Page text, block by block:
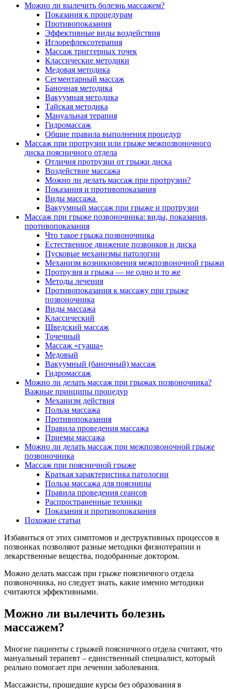
Можно ли вылечить болезнь массажем?
Показания к процедурам
Противопоказания
Эффективные виды воздействия
Иглорефлексотерапия
Массаж триггерных точек
Классические методики
Медовая методика
Сегментарный массаж
Баночная методика
Вакуумная методика
Тайская методика
Мануальная терапия
Гидромассаж
Общие правила выполнения процедур
Массаж при протрузии или грыже межпозвоночного
диска поясничного отдела
Отличия протрузии от грыжи диска
Воздействие массажа
Можно ли делать массаж при протрузии?
Показания и противопоказания
Виды массажа
Вакуумный массаж при грыже и протрузии
Массаж при грыже позвоночника: виды, показания,
противопоказания
Что такое грыжа позвоночника
Естественное движение позвонков и диска
Пусковые механизмы патологии
Механизм возникновения межпозвоночной грыжи
Протрузия и грыжа — не одно и то же
Методы лечения
Противопоказания к массажу при грыже
позвоночника
Виды массажа
Классический
Шведский массаж
Точечный
Массаж «гуаша»
Медовый
Вакуумный (баночный) массаж
Гидромассаж
Можно ли делать массаж при грыжах позвоночника?
Важные принципы процедур
Механизм действия
Польза массажа
Противопоказания
Правила проведения массажа
Приемы массажа
Можно ли делать массаж при межпозвоночной грыже
позвоночника
Массаж при поясничной грыже
Краткая характеристика патологии
Польза массажа для поясницы
Правила проведения сеансов
Распространенные техники
Показания и противопоказания
Похожие статьи
Избавиться от этих симптомов и деструктивных процессов в
позвонках позволяют разные методики физиотерапии и
лекарственные вещества, подобранные доктором.
Можно делать массаж при грыже поясничного отдела
позвоночника, но следует знать, какие именно методики
считаются эффективными.
Можно ли вылечить болезнь
массажем?
Многие пациенты с грыжей поясничного отдела считают, что
мануальный терапевт – единственный специалист, который
реально помогает при лечении заболевания.
Массажисты, прошедшие курсы без образования в